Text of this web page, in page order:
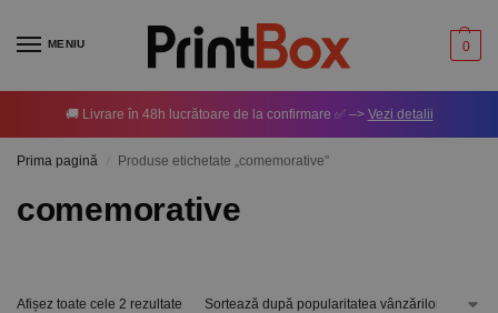
MENIU 0
🚚 Livrare în 48h lucrătoare de la confirmare ✅ –> Vezi detalii
Prima pagină / Produse etichetate „comemorative”
comemorative
Afișez toate cele 2 rezultate